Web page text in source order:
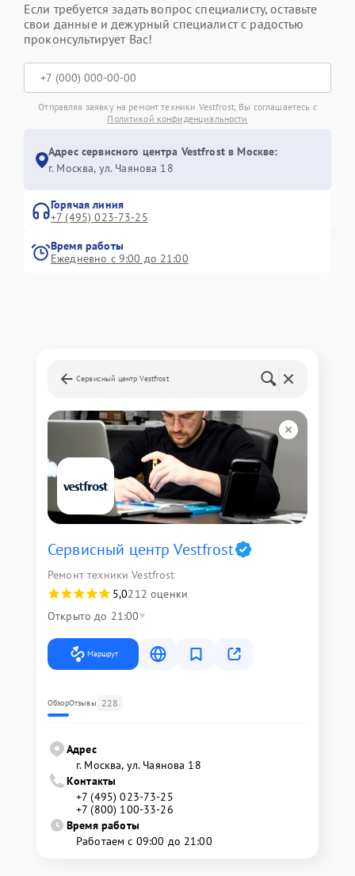
Если требуется задать вопрос специалисту, оставьте
свои данные и дежурный специалист с радостью
проконсультирует Вас!
Отправляя заявку на ремонт техники Vestfrost, Вы соглашаетесь с
Политикой конфиденциальности
Адрес сервисного центра Vestfrost в Москве:
г. Москва, ул. Чаянова 18
Горячая линия
+7 (495) 023-73-25
Время работы
Ежедневно с 9:00 до 21:00
Сервисный центр Vestfrost
Сервисный центр Vestfrost
Ремонт техники Vestfrost
5,0212 оценки
Открыто до 21:00
Маршрут
ОбзорОтзывы 228
Адрес
г. Москва, ул. Чаянова 18
Контакты
+7 (495) 023-73-25
+7 (800) 100-33-26
Время работы
Работаем с 09:00 до 21:00